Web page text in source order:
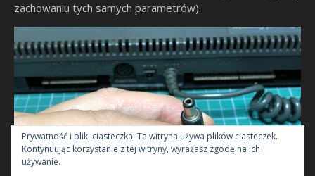
zachowaniu tych samych parametrów).
Prywatność i pliki ciasteczka: Ta witryna używa plików ciasteczek.
Kontynuując korzystanie z tej witryny, wyrażasz zgodę na ich
używanie.